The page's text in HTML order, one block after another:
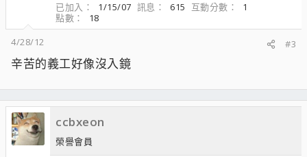
已加入
1/15/07 訊息 615 互動分數
1
點數
18
4/28/12
#3
辛苦的義工好像沒入鏡
ccbxeon
榮譽會員